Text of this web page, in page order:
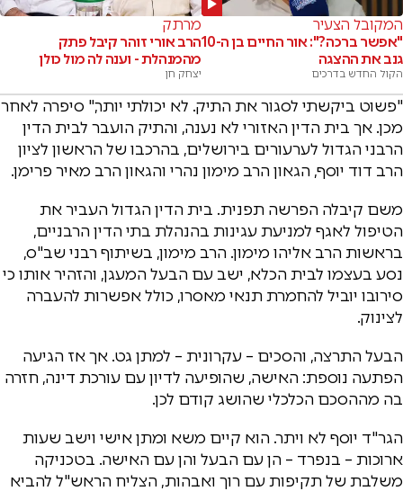
המקובל הצעיר
"אפשר ברכה?": אור החיים בן ה-10
גנב את ההצגה
הקול החדש בדרכים
מרתק
הרב אורי זוהר קיבל פתק
מהמנהלת - וענה לה מול כולן
יצחק חן
"פשוט ביקשתי לסגור את התיק. לא יכולתי יותר," סיפרה לאחר
מכן. אך בית הדין האזורי לא נענה, והתיק הועבר לבית הדין
הרבני הגדול לערעורים בירושלים, בהרכבו של הראשון לציון
הרב דוד יוסף, הגאון הרב מימון נהרי והגאון הרב מאיר פרימן.
משם קיבלה הפרשה תפנית. בית הדין הגדול העביר את
הטיפול לאגף למניעת עגינות בהנהלת בתי הדין הרבניים,
בראשות הרב אליהו מימון. הרב מימון, בשיתוף רבני שב"ס,
נסע בעצמו לבית הכלא, ישב עם הבעל המעגן, והזהיר אותו כי
סירובו יוביל להחמרת תנאי מאסרו, כולל אפשרות להעברה
לצינוק.
הבעל התרצה, והסכים – עקרונית – למתן גט. אך אז הגיעה
הפתעה נוספת: האישה, שהופיעה לדיון עם עורכת דינה, חזרה
בה מההסכם הכלכלי שהושג קודם לכן.
הגר"ד יוסף לא ויתר. הוא קיים משא ומתן אישי וישב שעות
ארוכות – בנפרד – הן עם הבעל והן עם האישה. בטכניקה
משלבת של תקיפות עם רוך ואבהות, הצליח הראש"ל להביא